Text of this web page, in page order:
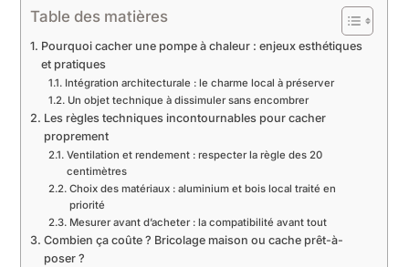
Table des matières
Pourquoi cacher une pompe à chaleur : enjeux esthétiques
et pratiques
Intégration architecturale : le charme local à préserver
Un objet technique à dissimuler sans encombrer
Les règles techniques incontournables pour cacher
proprement
Ventilation et rendement : respecter la règle des 20
centimètres
Choix des matériaux : aluminium et bois local traité en
priorité
Mesurer avant d’acheter : la compatibilité avant tout
Combien ça coûte ? Bricolage maison ou cache prêt-à-
poser ?